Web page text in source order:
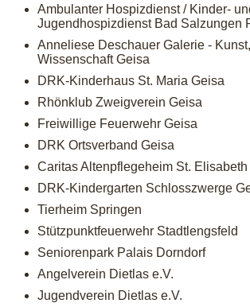
Ambulanter Hospizdienst / Kinder-
Jugendhospizdienst Bad Salzungen
Anneliese Deschauer Galerie -
Wissenschaft Geisa
DRK-Kinderhaus St. Maria Geisa
Rhönklub Zweigverein Geisa
Freiwillige Feuerwehr Geisa
DRK Ortsverband Geisa
Caritas Altenpflegeheim St. Elisabeth
DRK-Kindergarten Schlosszwerge
Tierheim Springen
Stützpunktfeuerwehr Stadtlengsfeld
Seniorenpark Palais Dorndorf
Angelverein Dietlas e.V.
Jugendverein Dietlas e.V.